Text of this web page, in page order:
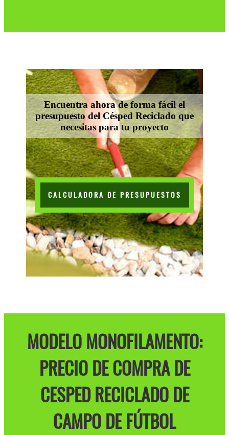
Encuentra ahora de forma fácil el
presupuesto del Césped Reciclado que
necesitas para tu proyecto
CALCULADORA DE PRESUPUESTOS
MODELO MONOFILAMENTO:
PRECIO DE COMPRA DE
CESPED RECICLADO DE
CAMPO DE FÚTBOL